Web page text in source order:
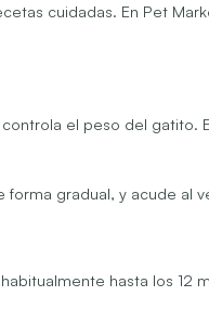
cuidadas. En Pet
el peso del
gradual, y acude
hasta los 12